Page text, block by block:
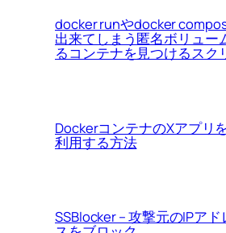
docker runやdocker
出来てしまう匿名ボリュー
るコンテナを見つけるスク
DockerコンテナのXアプリ
利用する方法
SSBlocker – 攻撃元のIPアド